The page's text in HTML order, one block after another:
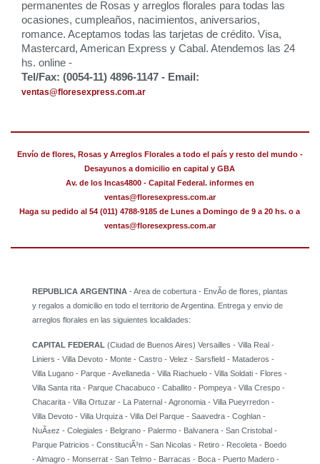
permanentes de Rosas y arreglos florales para todas las
ocasiones, cumpleaños, nacimientos, aniversarios,
romance. Aceptamos todas las tarjetas de crédito. Visa,
Mastercard, American Express y Cabal. Atendemos las 24
hs. online -
Tel/Fax: (0054-11) 4896-1147 - Email:
ventas@floresexpress.com.ar
Envío de flores, Rosas y Arreglos Florales a todo el país y resto del mundo -
Desayunos a domicilio en capital y GBA
Av. de los Incas4800 - Capital Federal. informes en
ventas@floresexpress.com.ar
Haga su pedido al 54 (011) 4788-9185 de Lunes a Domingo de 9 a 20 hs. o a
ventas@floresexpress.com.ar
REPUBLICA ARGENTINA - Area de cobertura - EnvÃ­o de flores, plantas
y regalos a domicilio en todo el territorio de Argentina. Entrega y envio de
arreglos florales en las siguientes localidades:
CAPITAL FEDERAL (Ciudad de Buenos Aires) Versailles - Villa Real -
Liniers - Villa Devoto - Monte - Castro - Velez - Sarsfield - Mataderos -
Villa Lugano - Parque - Avellaneda - Villa Riachuelo - Villa Soldati - Flores -
Villa Santa rita - Parque Chacabuco - Caballito - Pompeya - Villa Crespo -
Chacarita - Villa Ortuzar - La Paternal - Agronomia - Villa Pueyrredon -
Villa Devoto - Villa Urquiza - Villa Del Parque - Saavedra - Coghlan -
NuÃ±ez - Colegiales - Belgrano - Palermo - Balvanera - San Cristobal -
Parque Patricios - ConstituciÃ³n - San Nicolas - Retiro - Recoleta - Boedo
- Almagro - Monserrat - San Telmo - Barracas - Boca - Puerto Madero -